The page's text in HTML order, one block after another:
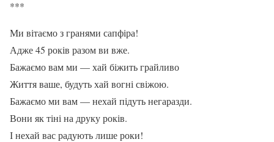
***
Ми вітаємо з гранями сапфіра!
Адже 45 років разом ви вже.
Бажаємо вам ми — хай біжить грайливо
Життя ваше, будуть хай вогні свіжою.
Бажаємо ми вам — нехай підуть негаразди.
Вони як тіні на друку років.
І нехай вас радують лише роки!